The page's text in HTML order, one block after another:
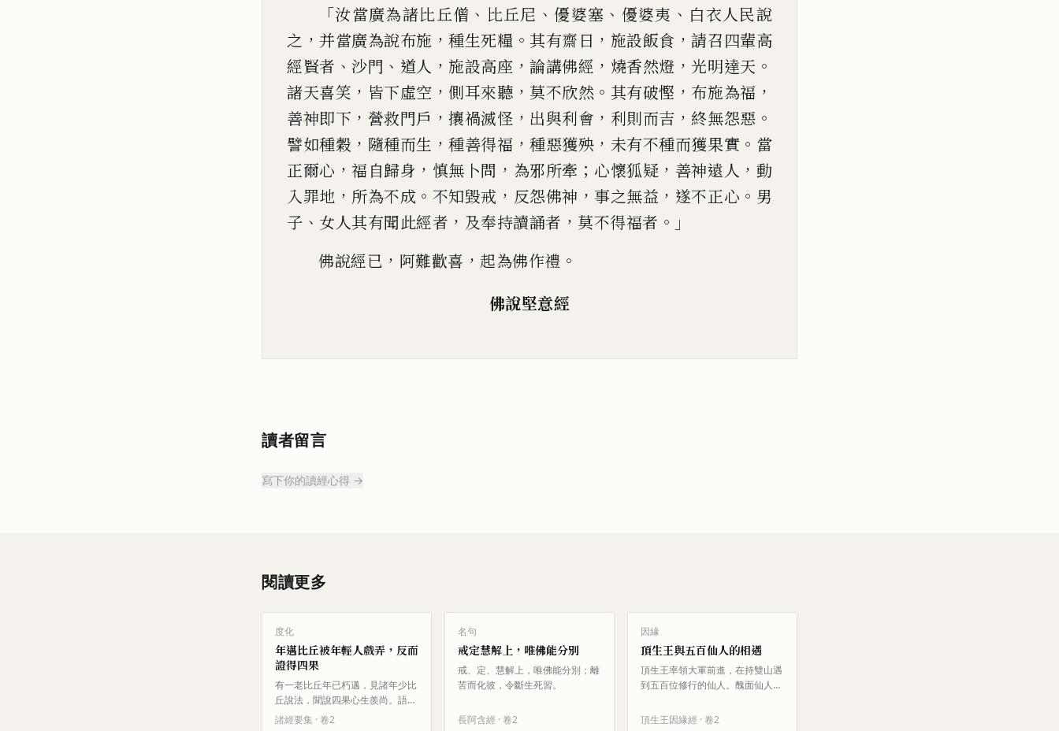
「汝當廣為諸比丘僧 、 比丘尼 、優婆塞 、 優婆夷 、 白衣人民說
之 ， 并當廣為說布施 ，種生死糧 。其有齋日 ， 施設飯食 ，請召四輩高
經賢者 、沙門 、 道人 ， 施設高座 ，論講佛經 ， 燒香然燈 ， 光明達天 。
諸天喜笑 ， 皆下虛空 ， 側耳來聽 ， 莫不欣然 。 其有破慳 ， 布施為福 ，
善神即下 ， 營救門戶 ，攘禍滅怪 ， 出與利會 ， 利則而吉 ， 終無怨惡 。
譬如種穀 ， 隨種而生 ，種善得福 ，種惡獲殃 ， 未有不種而獲果實 。 當
正爾心 ，福自歸身 ， 慎無卜問 ， 為邪所牽 ； 心懷狐疑 ， 善神遠人 ， 動
入罪地 ， 所為不成 。 不知毀戒 ， 反怨佛神 ，事之無益 ， 遂不正心 。 男
子 、 女人其有聞此經者 ， 及奉持讀誦者 ， 莫不得福者 。」
佛說經已 ， 阿難歡喜 ， 起為佛作禮 。
佛說堅意經
讀者留言
寫下你的讀經心得 →
閱讀更多
度化
年邁比丘被年輕人戲弄，反而
證得四果
有一老比丘年已朽邁，見諸年少比
丘說法，聞說四果心生羨尚。語少
比丘願以四果與他。少比丘戲言需
諸經要集 · 卷2
名句
戒定慧解上，唯佛能分別
戒、定、慧解上，唯佛能分別；離
苦而化彼，令斷生死習。
長阿含經 · 卷2
因緣
頂生王與五百仙人的相遇
頂生王率領大軍前進，在持雙山遇
到五百位修行的仙人。醜面仙人因
主兵神告訴仙人，頂生王是大仁
頂生王因緣經 · 卷2